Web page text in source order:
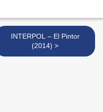
INTERPOL – El Pintor
(2014) >